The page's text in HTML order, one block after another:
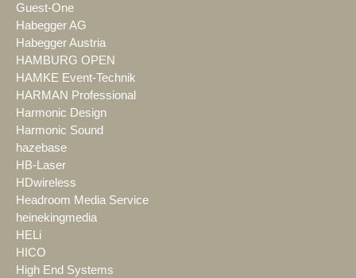
Guest-One
Habegger AG
Habegger Austria
HAMBURG OPEN
HAMKE Event-Technik
HARMAN Professional
Harmonic Design
Harmonic Sound
hazebase
HB-Laser
HDwireless
Headroom Media Service
heinekingmedia
HELi
HICO
High End Systems